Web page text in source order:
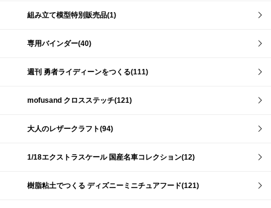
組み立て模型特別販売品(1)
専用バインダー(40)
週刊 勇者ライディーンをつくる(111)
mofusand クロスステッチ(121)
大人のレザークラフト(94)
1/18エクストラスケール 国産名車コレクション(12)
樹脂粘土でつくる ディズニーミニチュアフード(121)